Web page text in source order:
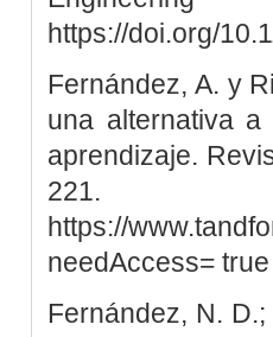
https://doi.org/
Fernández, A. y
una alternativa
aprendizaje.
221.
https://
needAccess= true
Fernández, N.